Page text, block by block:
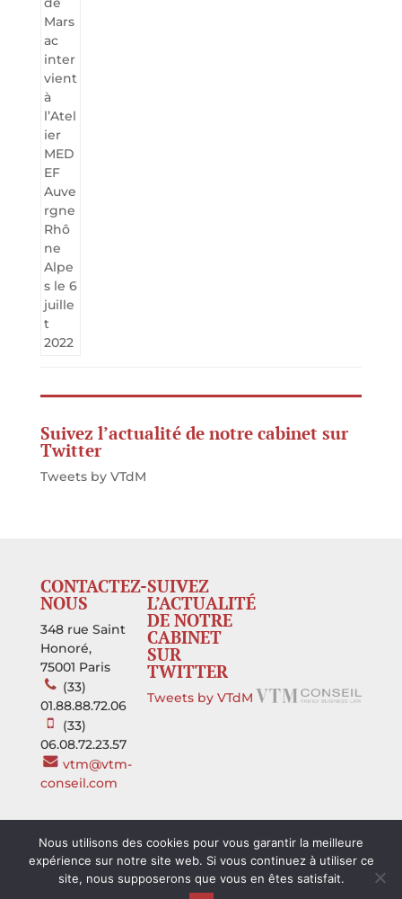
Suivez l’actualité de notre cabinet sur
Twitter
Tweets by VTdM
CONTACTEZ-
NOUS
348 rue Saint
Honoré,
75001 Paris
(33)
01.88.88.72.06
(33)
06.08.72.23.57
vtm@vtm-
conseil.com
SUIVEZ
L’ACTUALITÉ
DE NOTRE
CABINET
SUR
TWITTER
Tweets by VTdM
© 2013 VTM Conseil, Family Business Law - Tous droits
Nous utilisons des cookies pour vous garantir la meilleure
expérience sur notre site web. Si vous continuez à utiliser ce
site, nous supposerons que vous en êtes satisfait.